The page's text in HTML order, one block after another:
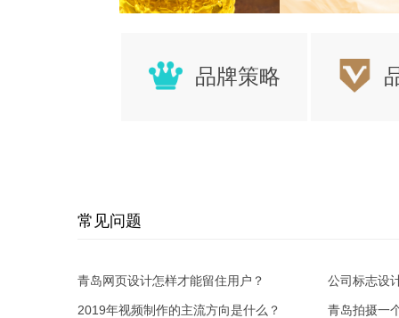
品牌策略
常见问题
青岛网页设计怎样才能留住用户？ 公司标志设
2019年视频制作的主流方向是什么？ 青岛拍摄一